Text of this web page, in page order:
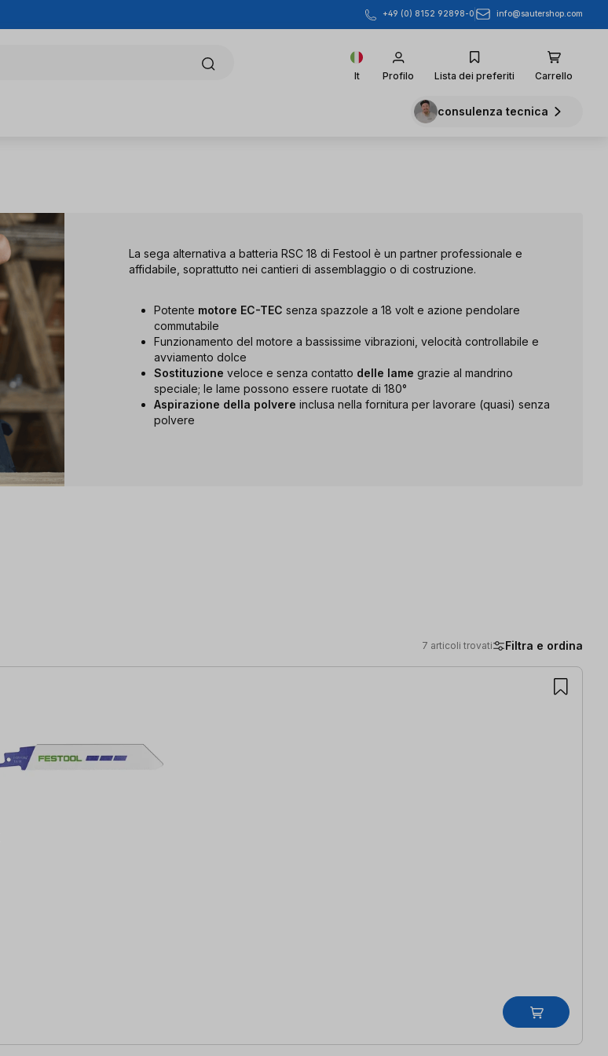
+49 (0) 8152 92898-0 info@sautershop.com
It Profilo Lista dei preferiti Carrello
consulenza tecnica
La sega alternativa a batteria RSC 18 di Festool è un partner professionale e
affidabile, soprattutto nei cantieri di assemblaggio o di costruzione.
Potente motore EC-TEC senza spazzole a 18 volt e azione pendolare
commutabile
Funzionamento del motore a bassissime vibrazioni, velocità controllabile e
avviamento dolce
Sostituzione veloce e senza contatto delle lame grazie al mandrino
speciale; le lame possono essere ruotate di 180°
Aspirazione della polvere inclusa nella fornitura per lavorare (quasi) senza
polvere
7 articoli trovati Filtra e ordina